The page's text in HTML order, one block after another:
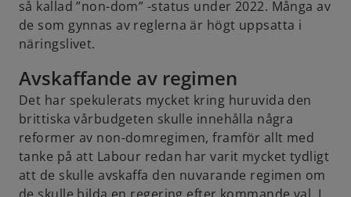
så kallad ”non-dom” -status under 2022. Många av
de som gynnas av reglerna är högt uppsatta i
näringslivet.
Avskaffande av regimen
Det har spekulerats mycket kring huruvida den
brittiska vårbudgeten skulle innehålla några
reformer av non-domregimen, framför allt med
tanke på att Labour redan har varit mycket tydligt
att de skulle avskaffa den nuvarande regimen om